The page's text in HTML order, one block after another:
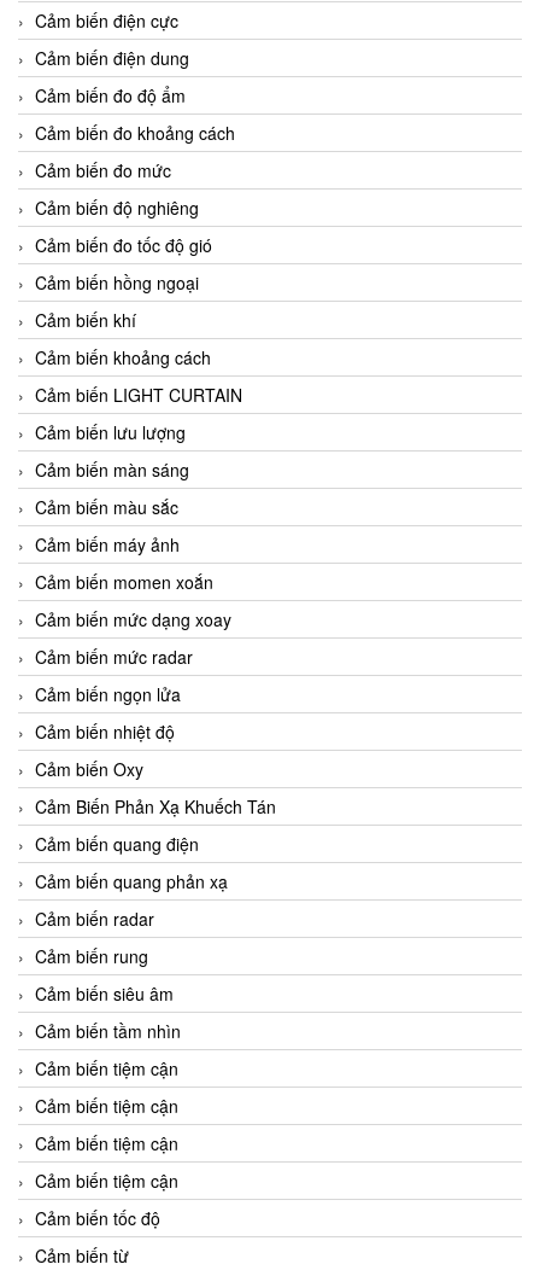
Cảm biến điện cực
Cảm biến điện dung
Cảm biến đo độ ẩm
Cảm biến đo khoảng cách
Cảm biến đo mức
Cảm biến độ nghiêng
Cảm biến đo tốc độ gió
Cảm biến hồng ngoại
Cảm biến khí
Cảm biến khoảng cách
Cảm biến LIGHT CURTAIN
Cảm biến lưu lượng
Cảm biến màn sáng
Cảm biến màu sắc
Cảm biến máy ảnh
Cảm biến momen xoắn
Cảm biến mức dạng xoay
Cảm biến mức radar
Cảm biến ngọn lửa
Cảm biến nhiệt độ
Cảm biến Oxy
Cảm Biến Phản Xạ Khuếch Tán
Cảm biến quang điện
Cảm biến quang phản xạ
Cảm biến radar
Cảm biến rung
Cảm biến siêu âm
Cảm biến tầm nhìn
Cảm biến tiệm cận
Cảm biến tiệm cận
Cảm biến tiệm cận
Cảm biến tiệm cận
Cảm biến tốc độ
Cảm biến từ